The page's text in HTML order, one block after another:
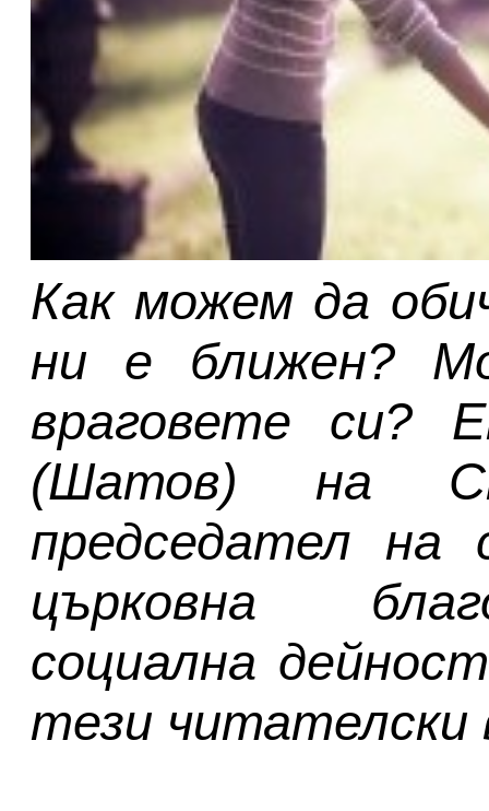
Как можем да
ни е ближен?
враговете си?
(Шатов) на
председател на
църковна
социална
тези читателски